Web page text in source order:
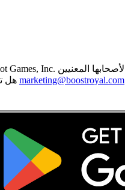
marketing@boostroyal.com